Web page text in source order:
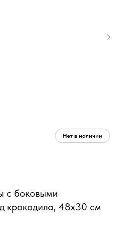
с боковыми
крокодила, 48x30 см